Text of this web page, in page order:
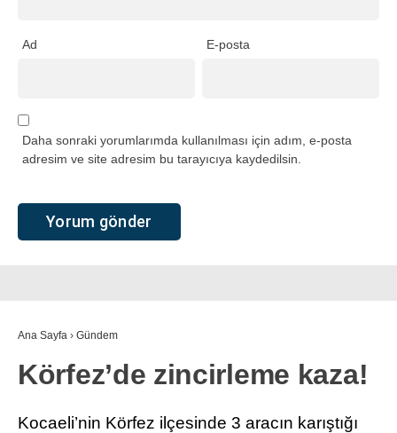
Ad E-posta
Daha sonraki yorumlarımda kullanılması için adım, e-posta
adresim ve site adresim bu tarayıcıya kaydedilsin.
Ana Sayfa › Gündem
Körfez’de zincirleme kaza!
Kocaeli’nin Körfez ilçesinde 3 aracın karıştığı